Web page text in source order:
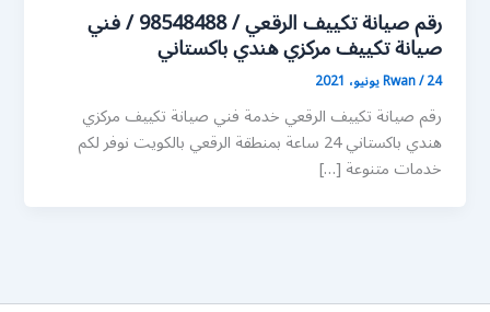
رقم صيانة تكييف الرقعي / 98548488 / فني
صيانة تكييف مركزي هندي باكستاني
Rwan/24 يونيو، 2021
رقم صيانة تكييف الرقعي خدمة فني صيانة تكييف مركزي
هندي باكستاني 24 ساعة بمنطقة الرقعي بالكويت نوفر لكم
خدمات متنوعة […]